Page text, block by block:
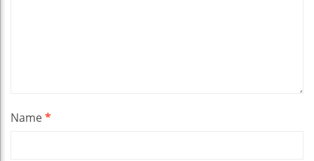
Name*